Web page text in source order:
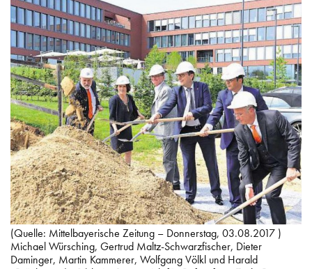
(Quelle: Mittelbayerische Zeitung – Donnerstag, 03.08.2017 )
Michael Würsching, Gertrud Maltz-Schwarzfischer, Dieter
Daminger, Martin Kammerer, Wolfgang Völkl und Harald